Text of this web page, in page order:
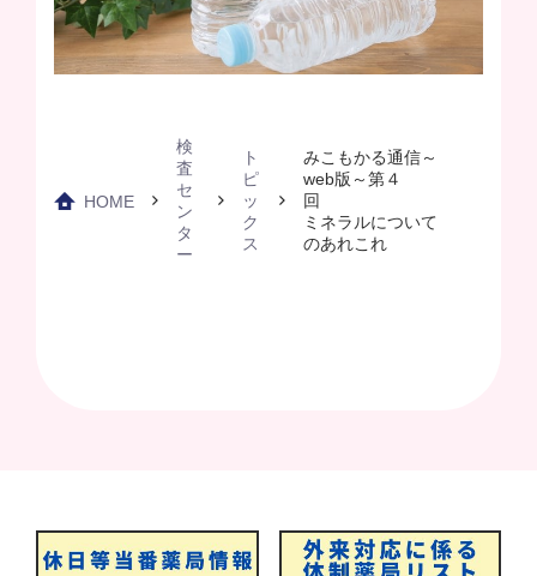
HOME
検
査
セ
ン
タ
ー
ト
ピ
ッ
ク
ス
みこもかる通信～
web版～第４
回
ミネラルについて
のあれこれ